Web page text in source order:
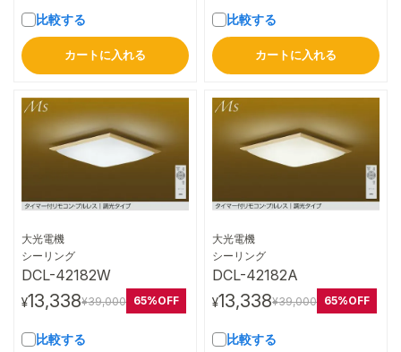
比較する
カートに入れる
比較する
カートに入れる
大光電機
シーリング
DCL-42182W
¥13,338¥39,000 65%OFF
比較する
大光電機
シーリング
DCL-42182A
¥13,338¥39,000 65%OFF
比較する